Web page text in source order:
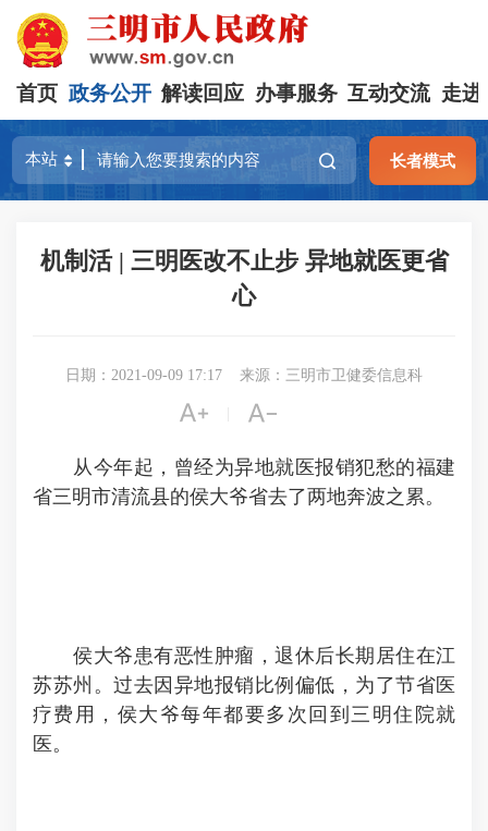
首页 政务公开 解读回应 办事服务 互动交流 走进
长者模式
机制活 | 三明医改不止步 异地就医更省
心
日期：2021-09-09 17:17 来源：三明市卫健委信息科
 
从今年起，曾经为异地就医报销犯愁的福建
省三明市清流县的侯大爷省去了两地奔波之累。
侯大爷患有恶性肿瘤，退休后长期居住在江
苏苏州。过去因异地报销比例偏低，为了节省医
疗费用，侯大爷每年都要多次回到三明住院就
医。